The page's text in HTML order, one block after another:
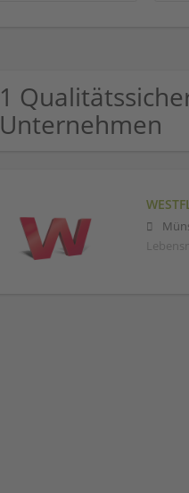
1
Unternehmen